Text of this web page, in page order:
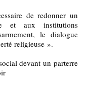
de redonner un
et aux institutions
le dialogue
religieuse ».